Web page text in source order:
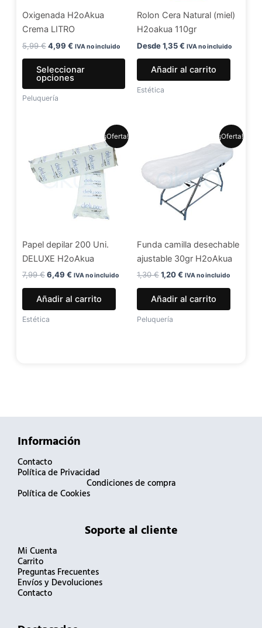
Oxigenada H2oAkua
Crema LITRO
5,99€4,99 € IVA no incluido
Seleccionar
opciones
pueden
elegir
la
página
de
Peluquería
Rolon Cera Natural (miel)
H2oakua 110gr
Desde1,35€ IVA no incluido
Añadir al carrito
Estética
¡Oferta!
Papel depilar 200 Uni.
DELUXE H2oAkua
7,99€
original
era:
7,99 €.
6,49 €
precio
actual
es:
6,49 €.
IVA no incluido
Añadir al carrito
Estética
¡Oferta!
Funda camilla desechable
ajustable 30gr H2oAkua
1,30€
original
era:
1,20€
actual
1,20 €.
IVA no incluido
Añadir al carrito
Peluquería
Información
Contacto
Política de Privacidad
Condiciones de compra
Política de Cookies
Soporte al cliente
Mi Cuenta
Carrito
Preguntas Frecuentes
Envíos y Devoluciones
Contacto